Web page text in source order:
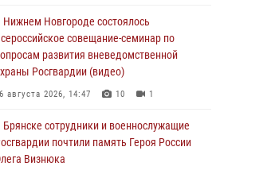
Нижнем Новгороде состоялось
совещание-семинар по
развития вневедомственной
Росгвардии (видео)
августа 2026, 14:47 10 1
Брянске сотрудники и военнослужащие
почтили память Героя России
Визнюка